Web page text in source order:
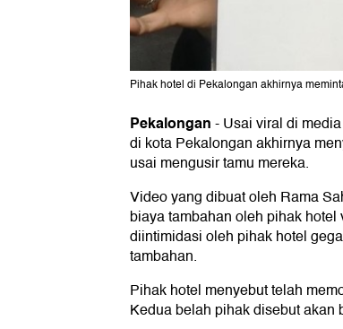
Pihak hotel di Pekalongan akhirnya
Pekalongan-Usai viral di
di kota Pekalongan akhirnya
usai mengusir tamu mereka.
Video yang dibuat oleh Rama
biaya tambahan oleh pihak
diintimidasi oleh pihak hotel
tambahan.
Pihak hotel menyebut telah
Kedua belah pihak disebut akan